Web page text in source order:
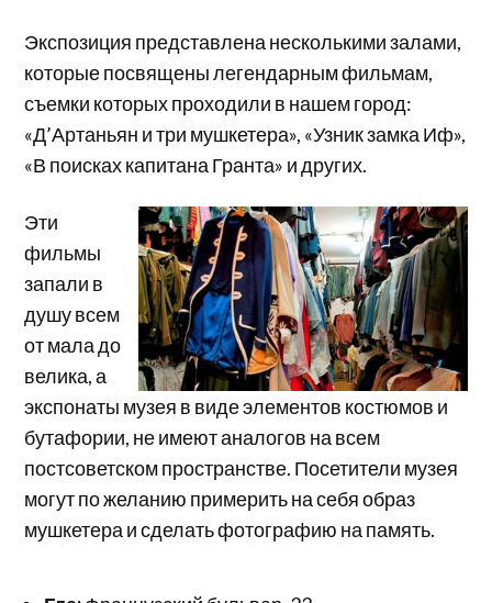
Экспозиция представлена несколькими залами,
которые посвящены легендарным фильмам,
съемки которых проходили в нашем город:
«Д’Артаньян и три мушкетера», «Узник замка Иф»,
«В поисках капитана Гранта» и других.
Эти
фильмы
запали в
душу всем
от мала до
велика, а
экспонаты музея в виде элементов костюмов и
бутафории, не имеют аналогов на всем
постсоветском пространстве. Посетители музея
могут по желанию примерить на себя образ
мушкетера и сделать фотографию на память.